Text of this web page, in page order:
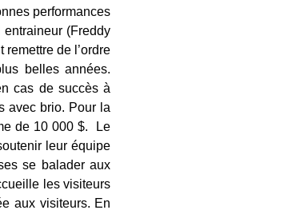
performances
(Freddy
remettre de l’ordre
belles années.
cas de succès à
avec brio. Pour la
de 10 000 $. Le
leur équipe
se balader aux
les visiteurs
aux visiteurs. En